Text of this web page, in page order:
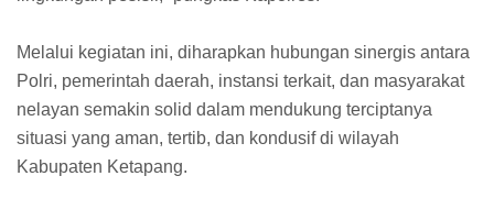
Melalui kegiatan ini, diharapkan hubungan sinergis antara
Polri, pemerintah daerah, instansi terkait, dan masyarakat
nelayan semakin solid dalam mendukung terciptanya
situasi yang aman, tertib, dan kondusif di wilayah
Kabupaten Ketapang.